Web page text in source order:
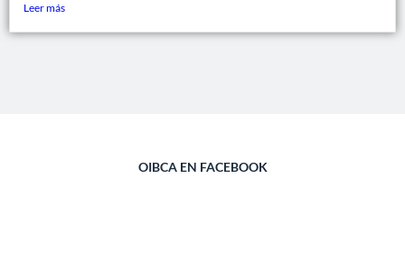
Leer más
OIBCA EN FACEBOOK